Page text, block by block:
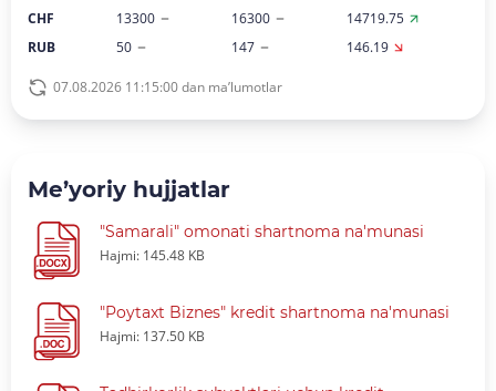
CHF
13300 16300
14719.75
RUB
50 147 146.19
07.08.2026 11:15:00 dan ma’lumotlar
Me’yoriy hujjatlar
"Samarali" omonati shartnoma na'munasi
Hajmi: 145.48 KB
"Poytaxt Biznes" kredit shartnoma na'munasi
Hajmi: 137.50 KB